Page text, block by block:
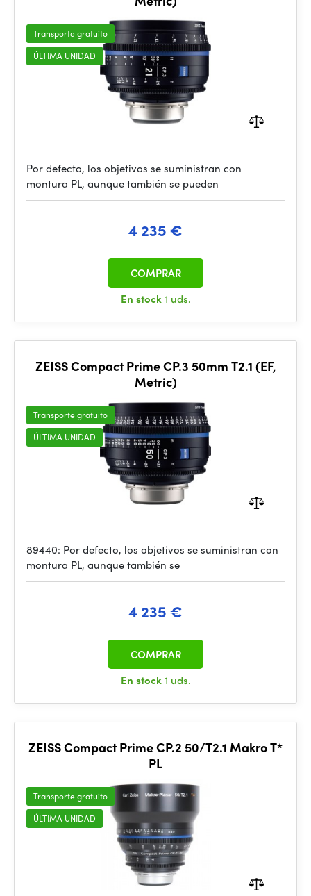
Transporte gratuito
ÚLTIMA UNIDAD
Por defecto, los objetivos se suministran con
montura PL, aunque también se pueden
4 235 €
En stock1 uds.
COMPRAR
ZEISS Compact Prime CP.3 50mm T2.1 (EF,
Metric)
Transporte gratuito
ÚLTIMA UNIDAD
89440: Por defecto, los objetivos se suministran con
montura PL, aunque también se
4 235 €
En stock1 uds.
COMPRAR
ZEISS Compact Prime CP.2 50/T2.1 Makro T*
PL
Transporte gratuito
ÚLTIMA UNIDAD